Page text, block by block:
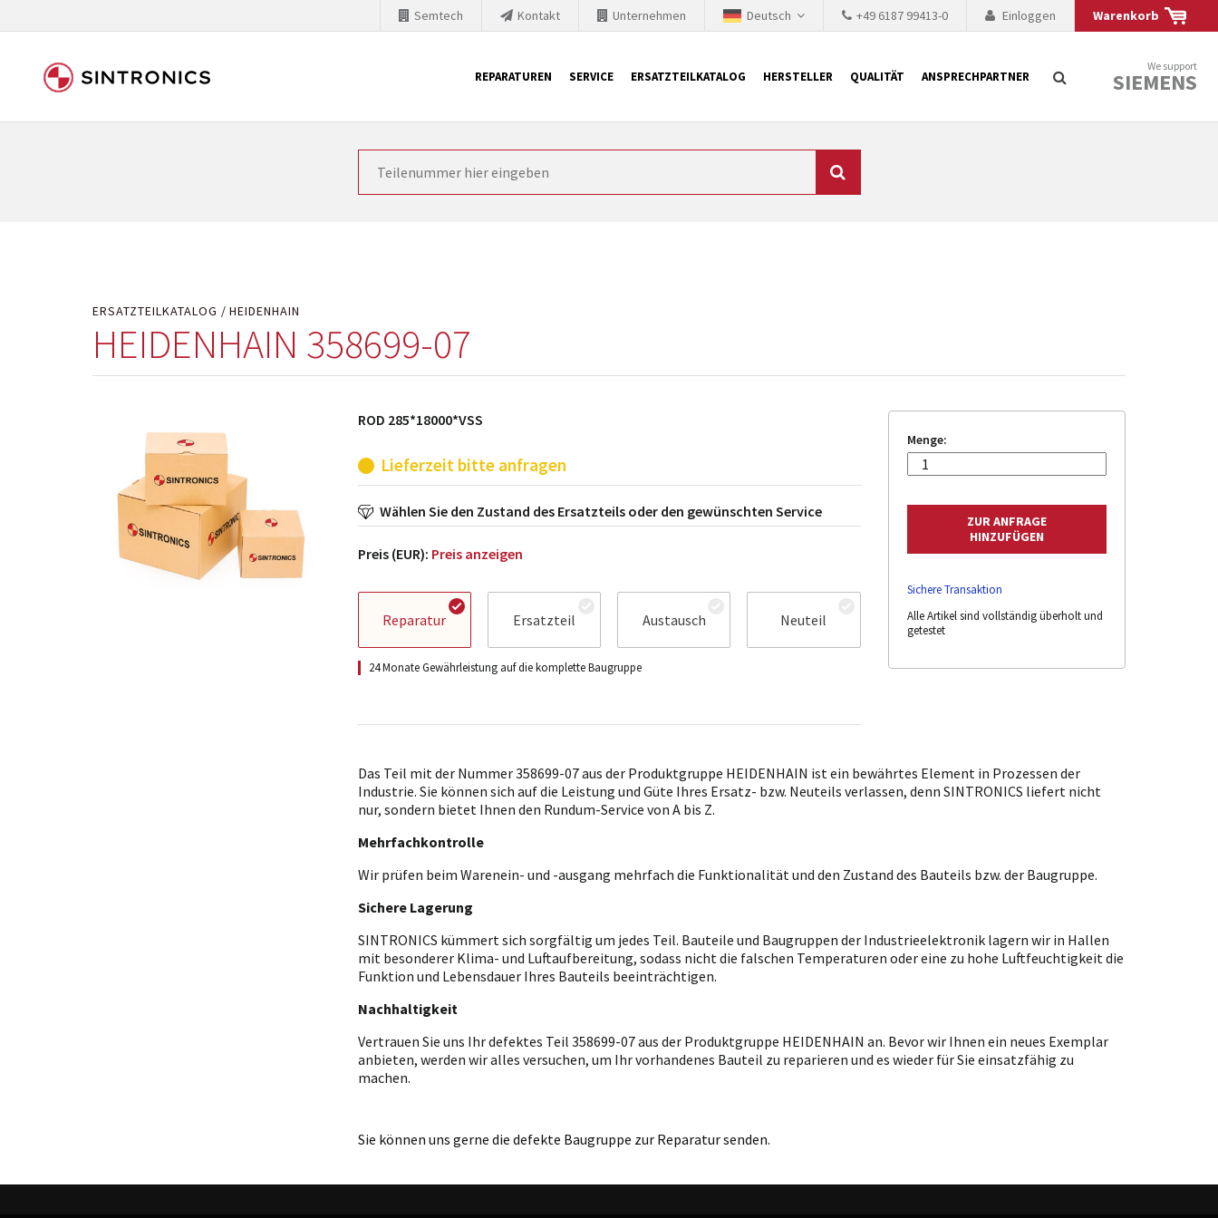
Warenkorb
Einloggen
+49 6187 99413-0
Deutsch
Unternehmen
Kontakt
Semtech
REPARATUREN SERVICE ERSATZTEILKATALOG HERSTELLER QUALITÄT ANSPRECHPARTNER
We support
SIEMENS
Unsere Zusammenarbeit mit Siemens
ERSATZTEILKATALOG HEIDENHAIN
HEIDENHAIN 358699-07
ROD 285*18000*VSS
Lieferzeit bitte anfragen
Wählen Sie den Zustand des Ersatzteils oder den gewünschten Service
Preis (EUR): Preis anzeigen
Reparatur Ersatzteil Austausch Neuteil
24 Monate Gewährleistung auf die komplette Baugruppe
Menge:
Sichere Transaktion
Alle Artikel sind vollständig überholt und
getestet
Das Teil mit der Nummer 358699-07 aus der Produktgruppe HEIDENHAIN ist ein bewährtes Element in Prozessen der
Industrie. Sie können sich auf die Leistung und Güte Ihres Ersatz- bzw. Neuteils verlassen, denn SINTRONICS liefert nicht
nur, sondern bietet Ihnen den Rundum-Service von A bis Z.
Mehrfachkontrolle
Wir prüfen beim Warenein- und -ausgang mehrfach die Funktionalität und den Zustand des Bauteils bzw. der Baugruppe.
Sichere Lagerung
SINTRONICS kümmert sich sorgfältig um jedes Teil. Bauteile und Baugruppen der Industrieelektronik lagern wir in Hallen
mit besonderer Klima- und Luftaufbereitung, sodass nicht die falschen Temperaturen oder eine zu hohe Luftfeuchtigkeit die
Funktion und Lebensdauer Ihres Bauteils beeinträchtigen.
Nachhaltigkeit
Vertrauen Sie uns Ihr defektes Teil 358699-07 aus der Produktgruppe HEIDENHAIN an. Bevor wir Ihnen ein neues Exemplar
anbieten, werden wir alles versuchen, um Ihr vorhandenes Bauteil zu reparieren und es wieder für Sie einsatzfähig zu
machen.
Sie können uns gerne die defekte Baugruppe zur Reparatur senden.